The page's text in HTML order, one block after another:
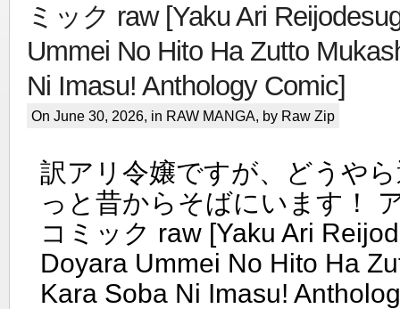
ミック raw [Yaku Ari
Ummei No Hito Ha Zutto
Ni Imasu! Anthology Comic]
On June 30, 2026, in RAW MANGA, by Raw Zip
訳アリ令嬢ですが、どうや
っと昔からそばにいます！
コミック raw [Yaku Ari
Doyara Ummei No Hito Ha
Kara Soba Ni Imasu!